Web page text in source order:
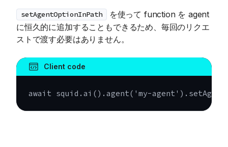
setAgentOptionInPath
を使って function を agent
に恒久的に追加することもできるため、毎回のリクエ
ストで渡す必要はありません。
Client code
await squid . ai ( ) . agent( 'my-agent' ) .